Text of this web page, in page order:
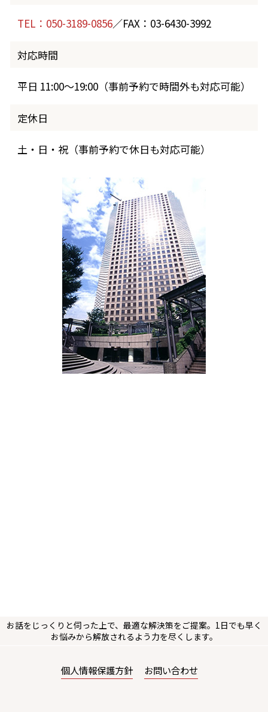
TEL：050-3189-0856／FAX：03-6430-3992
対応時間
平日 11:00～19:00（事前予約で時間外も対応可能）
定休日
土・日・祝（事前予約で休日も対応可能）
お話をじっくりと伺った上で、最適な解決策をご提案。1日でも早く
お悩みから解放されるよう力を尽くします。
個人情報保護方針 お問い合わせ